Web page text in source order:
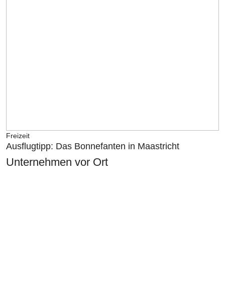
Freizeit
Ausflugtipp: Das Bonnefanten in Maastricht
Unternehmen vor Ort